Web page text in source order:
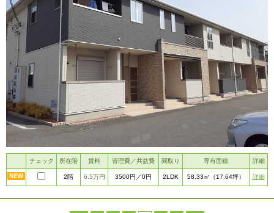
チェック 所在階 賃料 管理費／共益費 間取り 専有面積 詳細
2階 6.5万円 3500円 ／0円 2LDK 58.33㎡ （17.64坪） 詳細